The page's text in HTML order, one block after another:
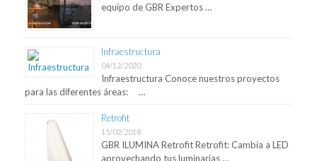
equipo de GBR Expertos …
Infraestructura
04/12/2020
Infraestructura Conoce nuestros proyectos
para las diferentes áreas: …
Retrofit
15/02/2018
GBR ILUMINA Retrofit Retrofit: Cambia a LED
aprovechando tus luminarias …